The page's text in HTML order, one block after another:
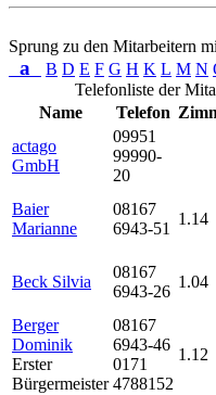
Sprung zu den Mitarbeitern
a B D E F G H K L M N
Telefonliste der
Name
Telefon
actago
GmbH
09951
99990-
20
Baier
Marianne
08167
6943-51
1.14
Beck Silvia
08167
6943-26
1.04
Berger
Dominik
Erster
Bürgermeister
08167
6943-46
0171
4788152
1.12